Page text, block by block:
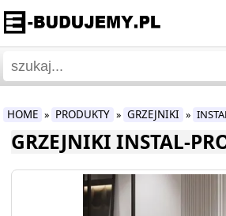
HOME » PRODUKTY » GRZEJNIKI »
GRZEJNIKI INSTAL-